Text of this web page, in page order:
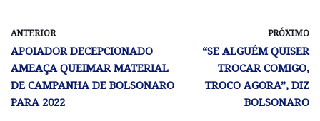
ANTERIOR
APOIADOR DECEPCIONADO
AMEAÇA QUEIMAR MATERIAL
DE CAMPANHA DE BOLSONARO
PARA 2022
PRÓXIMO
“SE ALGUÉM QUISER
TROCAR COMIGO,
TROCO AGORA”, DIZ
BOLSONARO